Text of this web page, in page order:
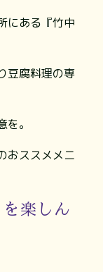
にある『竹中
豆腐料理の専
。
おススメメニ
楽しん